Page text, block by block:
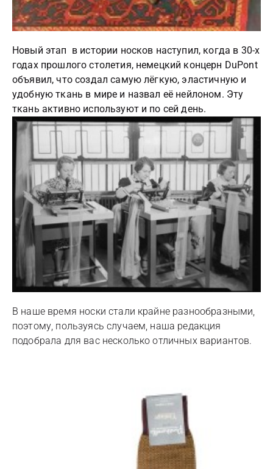
Новый этап в истории носков наступил, когда в 30-х
годах прошлого столетия, немецкий концерн DuPont
объявил, что создал самую лёгкую, эластичную и
удобную ткань в мире и назвал её нейлоном. Эту
ткань активно используют и по сей день.
В наше время носки стали крайне разнообразными,
поэтому, пользуясь случаем, наша редакция
подобрала для вас несколько отличных вариантов.